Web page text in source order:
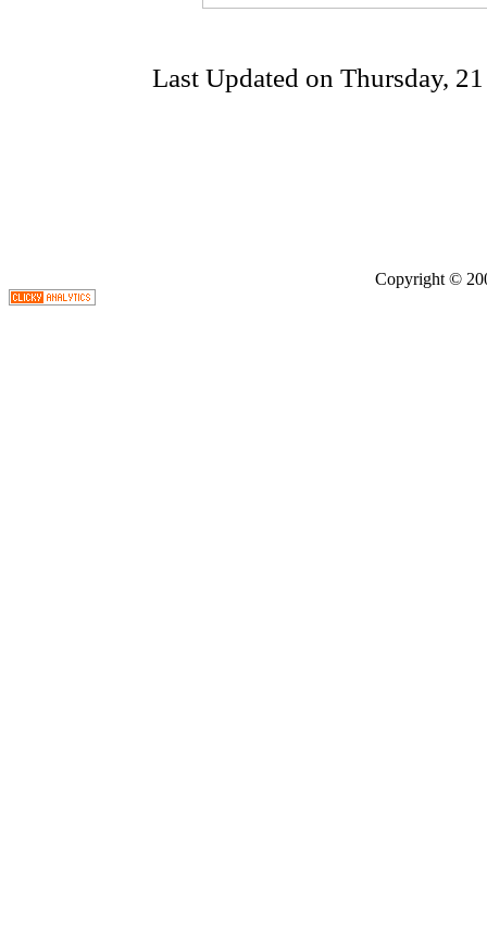
Last Updated on Thursday,
Copyright ©